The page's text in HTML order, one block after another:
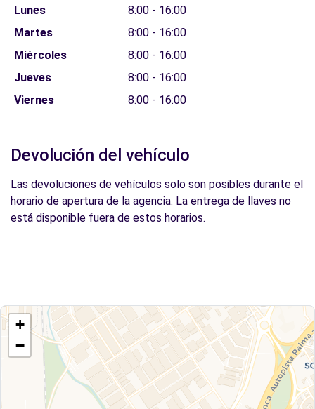
Lunes
8:00 - 16:00
Martes
8:00 - 16:00
Miércoles
8:00 - 16:00
Jueves
8:00 - 16:00
Viernes
8:00 - 16:00
Devolución del vehículo
Las devoluciones de vehículos solo son posibles durante el
horario de apertura de la agencia. La entrega de llaves no
está disponible fuera de estos horarios.
+
−